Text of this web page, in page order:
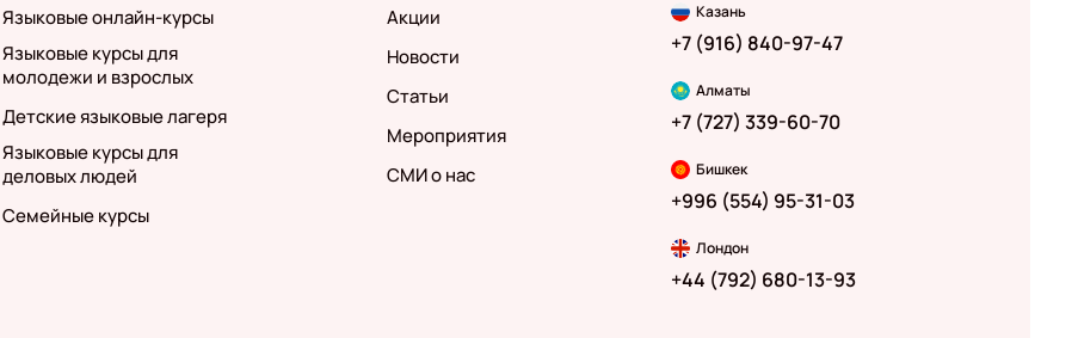
Языковые онлайн-курсы
Языковые курсы для
молодежи и взрослых
Детские языковые лагеря
Языковые курсы для
деловых людей
Семейные курсы
Акции
Новости
Статьи
Мероприятия
СМИ о нас
Казань
+7 (916) 840-97-47
Алматы
+7 (727) 339-60-70
Бишкек
+996 (554) 95-31-03
Лондон
+44 (792) 680-13-93